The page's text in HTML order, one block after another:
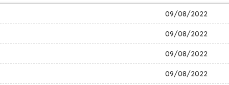
ngoại tình, hận người mẹ ngu ngốc, cũng hận ả đàn bà
bọn họ, thế nên cô dụ dỗ con trai của ả đàn bà đã chen
người nếm thử cảm giác thế giới sụp đổ. Dù sao thì
thêm một chút nữa đi.
09/08/2022
09/08/2022
09/08/2022
09/08/2022